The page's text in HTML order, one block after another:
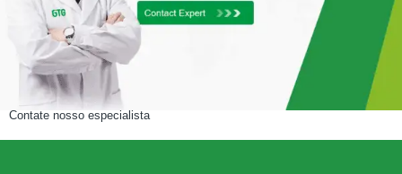
Contate nosso especialista